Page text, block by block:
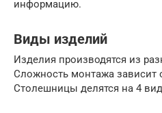
информацию.
Виды изделий
Изделия производятся из
Сложность монтажа зависит
Столешницы делятся на 4